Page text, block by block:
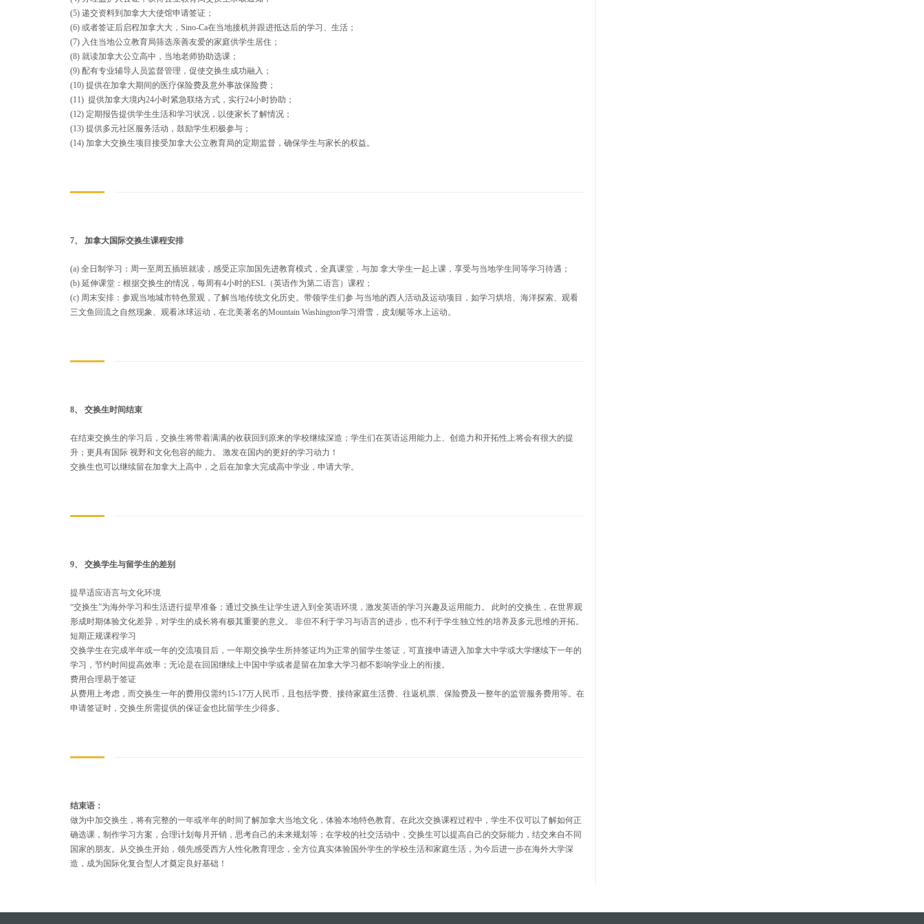
(5) 递交资料到加拿大大使馆申请签证；
(6) 或者签证后启程加拿大大，Sino-Ca在当地接机并跟进抵达后的学习、生活；
(7) 入住当地公立教育局筛选亲善友爱的家庭供学生居住；
(8) 就读加拿大公立高中，当地老师协助选课；
(9) 配有专业辅导人员监督管理，促使交换生成功融入；
(10) 提供在加拿大期间的医疗保险费及意外事故保险费；
(11) 提供加拿大境内24小时紧急联络方式，实行24小时协助；
(12) 定期报告提供学生生活和学习状况，以使家长了解情况；
(13) 提供多元社区服务活动，鼓励学生积极参与；
(14) 加拿大交换生项目接受加拿大公立教育局的定期监督，确保学生与家长的权益。
7、 加拿大国际交换生课程安排
(a) 全日制学习：周一至周五插班就读，感受正宗加国先进教育模式，全真课堂，与加 拿大学生一起上课，享受与当地学生同等学习待遇；
(b) 延伸课堂：根据交换生的情况，每周有4小时的ESL（英语作为第二语言）课程；
(c) 周末安排：参观当地城市特色景观，了解当地传统文化历史。带领学生们参 与当地的西人活动及运动项目，如学习烘培、海洋探索、观看
三文鱼回流之自然现象、观看冰球运动，在北美著名的Mountain Washington学习滑雪，皮划艇等水上运动。
8、 交换生时间结束
在结束交换生的学习后，交换生将带着满满的收获回到原来的学校继续深造；学生们在英语运用能力上、创造力和开拓性上将会有很大的提
升；更具有国际 视野和文化包容的能力。 激发在国内的更好的学习动力！
交换生也可以继续留在加拿大上高中，之后在加拿大完成高中学业，申请大学。
9、 交换学生与留学生的差别
提早适应语言与文化环境
“交换生”为海外学习和生活进行提早准备；通过交换生让学生进入到全英语环境，激发英语的学习兴趣及运用能力。 此时的交换生，在世界观
形成时期体验文化差异，对学生的成长将有极其重要的意义。 非但不利于学习与语言的进步，也不利于学生独立性的培养及多元思维的开拓。
短期正规课程学习
交换学生在完成半年或一年的交流项目后，一年期交换学生所持签证均为正常的留学生签证，可直接申请进入加拿大中学或大学继续下一年的
学习，节约时间提高效率；无论是在回国继续上中国中学或者是留在加拿大学习都不影响学业上的衔接。
费用合理易于签证
从费用上考虑，而交换生一年的费用仅需约15-17万人民币，且包括学费、接待家庭生活费、往返机票、保险费及一整年的监管服务费用等。在
申请签证时，交换生所需提供的保证金也比留学生少得多。
结束语：
做为中加交换生，将有完整的一年或半年的时间了解加拿大当地文化，体验本地特色教育。在此次交换课程过程中，学生不仅可以了解如何正
确选课，制作学习方案，合理计划每月开销，思考自己的未来规划等；在学校的社交活动中，交换生可以提高自己的交际能力，结交来自不同
国家的朋友。从交换生开始，领先感受西方人性化教育理念，全方位真实体验国外学生的学校生活和家庭生活，为今后进一步在海外大学深
造，成为国际化复合型人才奠定良好基础！